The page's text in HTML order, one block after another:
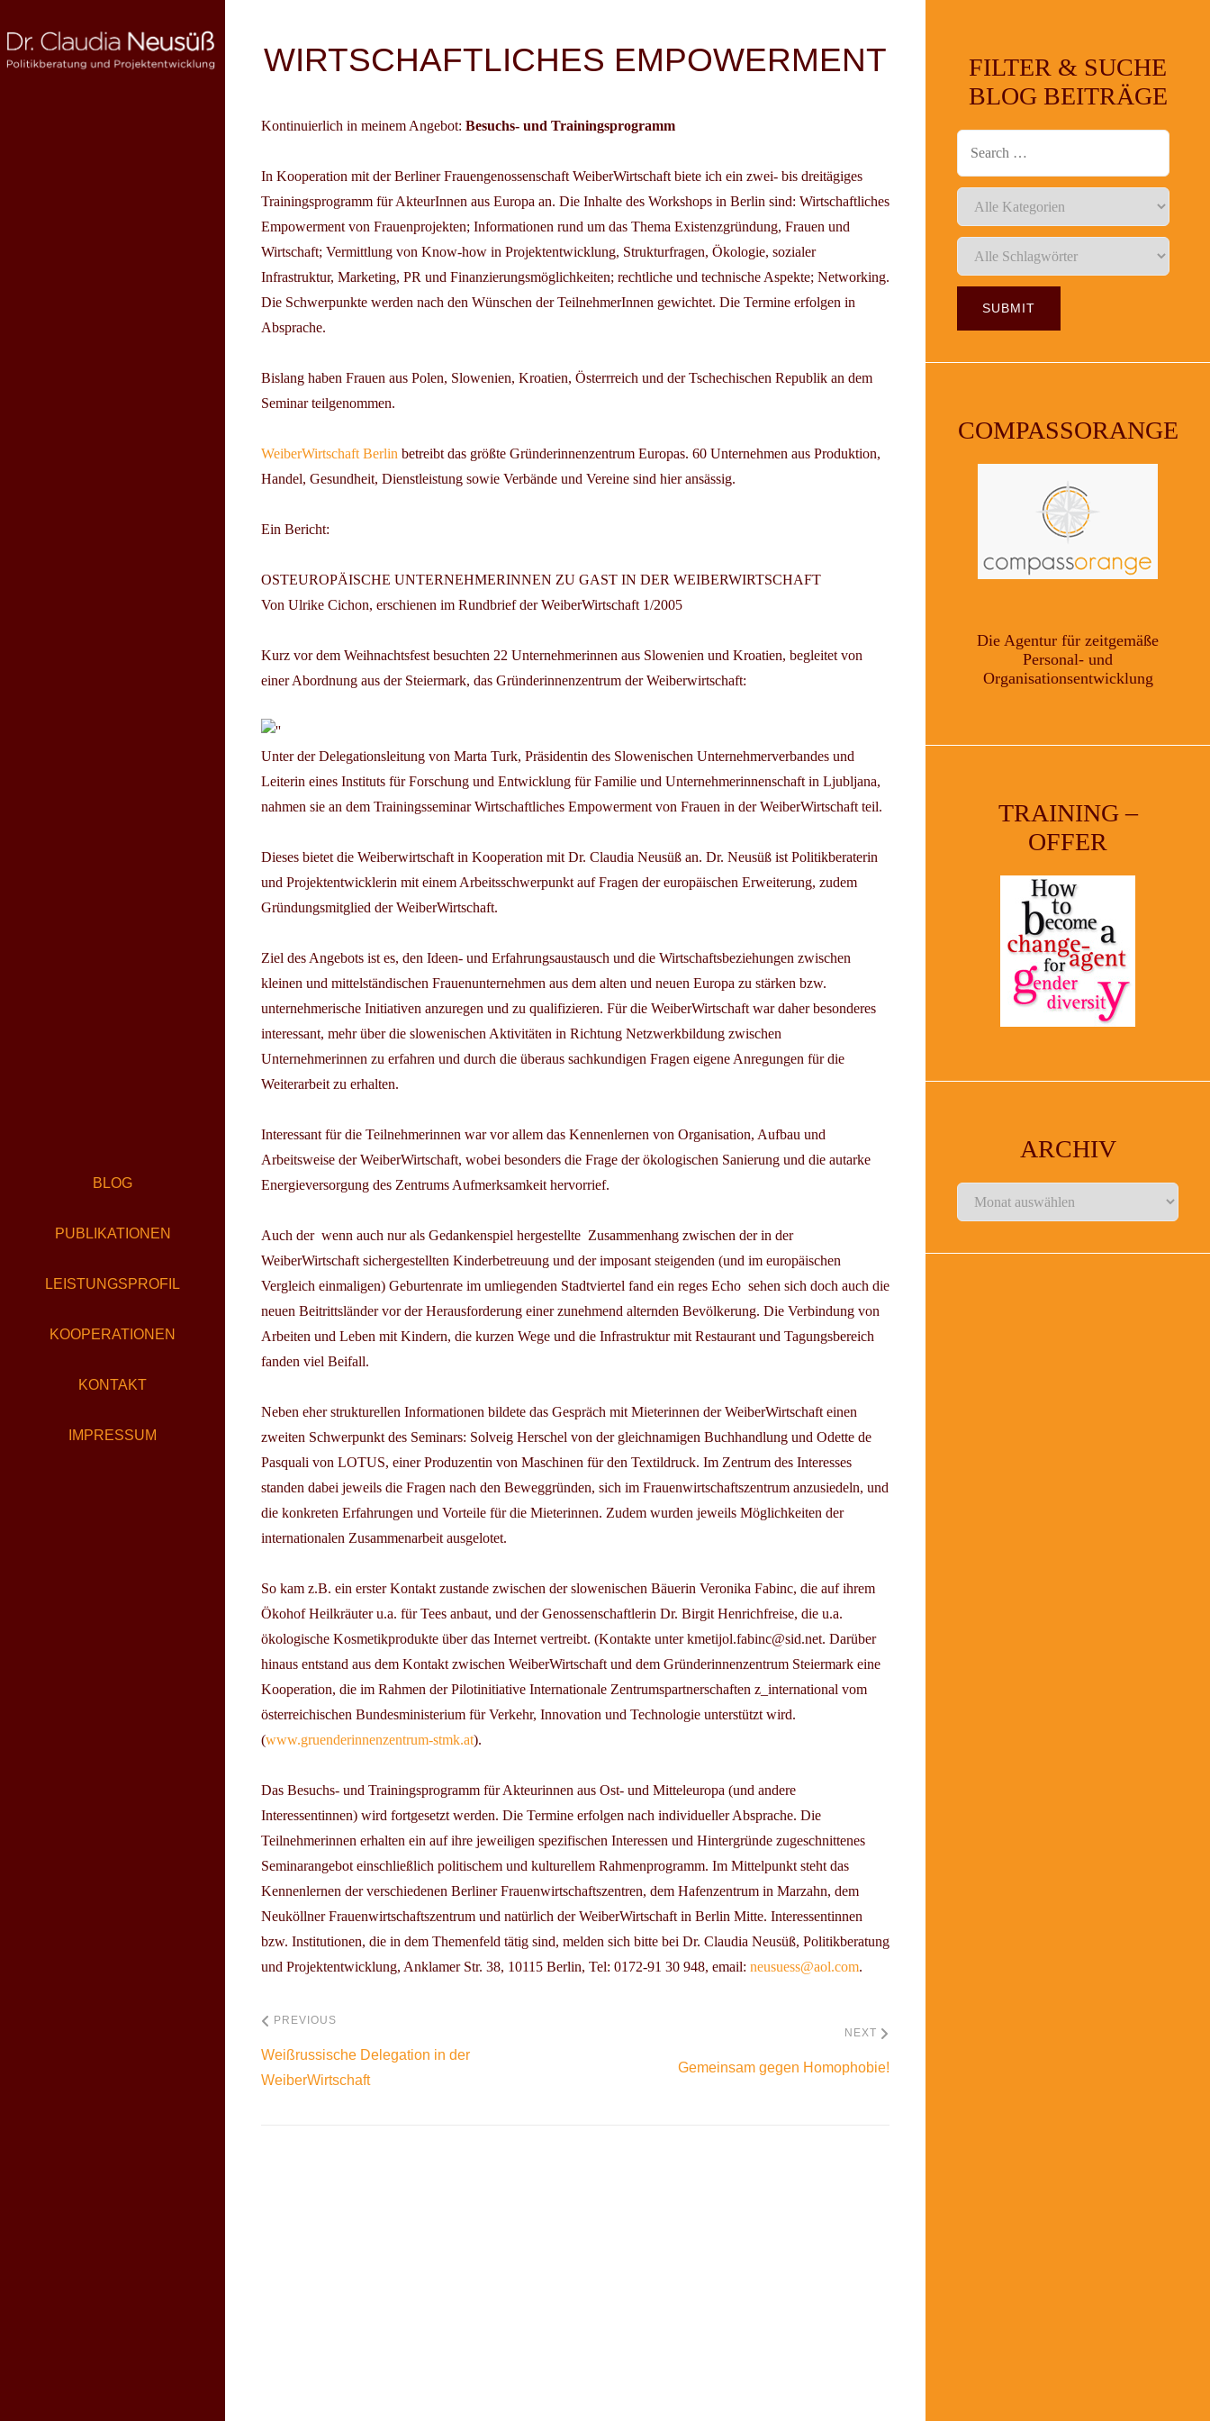
to
content
BLOG
PUBLIKATIONEN
LEISTUNGSPROFIL
KOOPERATIONEN
KONTAKT
IMPRESSUM
WIRTSCHAFTLICHES EMPOWERMENT
Kontinuierlich in meinem Angebot: Besuchs- und Trainingsprogramm
In Kooperation mit der Berliner Frauengenossenschaft WeiberWirtschaft biete ich ein zwei- bis dreitägiges
Trainingsprogramm für AkteurInnen aus Europa an. Die Inhalte des Workshops in Berlin sind: Wirtschaftliches
Empowerment von Frauenprojekten; Informationen rund um das Thema Existenzgründung, Frauen und
Wirtschaft; Vermittlung von Know-how in Projektentwicklung, Strukturfragen, Ökologie, sozialer
Infrastruktur, Marketing, PR und Finanzierungsmöglichkeiten; rechtliche und technische Aspekte; Networking.
Die Schwerpunkte werden nach den Wünschen der TeilnehmerInnen gewichtet. Die Termine erfolgen in
Absprache.
Bislang haben Frauen aus Polen, Slowenien, Kroatien, Österrreich und der Tschechischen Republik an dem
Seminar teilgenommen.
WeiberWirtschaft Berlin betreibt das größte Gründerinnenzentrum Europas. 60 Unternehmen aus Produktion,
Handel, Gesundheit, Dienstleistung sowie Verbände und Vereine sind hier ansässig.
Ein Bericht:
OSTEUROPÄISCHE UNTERNEHMERINNEN ZU GAST IN DER WEIBERWIRTSCHAFT
Von Ulrike Cichon, erschienen im Rundbrief der WeiberWirtschaft 1/2005
Kurz vor dem Weihnachtsfest besuchten 22 Unternehmerinnen aus Slowenien und Kroatien, begleitet von
einer Abordnung aus der Steiermark, das Gründerinnenzentrum der Weiberwirtschaft:
Unter der Delegationsleitung von Marta Turk, Präsidentin des Slowenischen Unternehmerverbandes und
Leiterin eines Instituts für Forschung und Entwicklung für Familie und Unternehmerinnenschaft in Ljubljana,
nahmen sie an dem Trainingsseminar Wirtschaftliches Empowerment von Frauen in der WeiberWirtschaft teil.
Dieses bietet die Weiberwirtschaft in Kooperation mit Dr. Claudia Neusüß an. Dr. Neusüß ist Politikberaterin
und Projektentwicklerin mit einem Arbeitsschwerpunkt auf Fragen der europäischen Erweiterung, zudem
Gründungsmitglied der WeiberWirtschaft.
Ziel des Angebots ist es, den Ideen- und Erfahrungsaustausch und die Wirtschaftsbeziehungen zwischen
kleinen und mittelständischen Frauenunternehmen aus dem alten und neuen Europa zu stärken bzw.
unternehmerische Initiativen anzuregen und zu qualifizieren. Für die WeiberWirtschaft war daher besonderes
interessant, mehr über die slowenischen Aktivitäten in Richtung Netzwerkbildung zwischen
Unternehmerinnen zu erfahren und durch die überaus sachkundigen Fragen eigene Anregungen für die
Weiterarbeit zu erhalten.
Interessant für die Teilnehmerinnen war vor allem das Kennenlernen von Organisation, Aufbau und
Arbeitsweise der WeiberWirtschaft, wobei besonders die Frage der ökologischen Sanierung und die autarke
Energieversorgung des Zentrums Aufmerksamkeit hervorrief.
Auch der  wenn auch nur als Gedankenspiel hergestellte  Zusammenhang zwischen der in der
WeiberWirtschaft sichergestellten Kinderbetreuung und der imposant steigenden (und im europäischen
Vergleich einmaligen) Geburtenrate im umliegenden Stadtviertel fand ein reges Echo  sehen sich doch auch die
neuen Beitrittsländer vor der Herausforderung einer zunehmend alternden Bevölkerung. Die Verbindung von
Arbeiten und Leben mit Kindern, die kurzen Wege und die Infrastruktur mit Restaurant und Tagungsbereich
fanden viel Beifall.
Neben eher strukturellen Informationen bildete das Gespräch mit Mieterinnen der WeiberWirtschaft einen
zweiten Schwerpunkt des Seminars: Solveig Herschel von der gleichnamigen Buchhandlung und Odette de
Pasquali von LOTUS, einer Produzentin von Maschinen für den Textildruck. Im Zentrum des Interesses
standen dabei jeweils die Fragen nach den Beweggründen, sich im Frauenwirtschaftszentrum anzusiedeln, und
die konkreten Erfahrungen und Vorteile für die Mieterinnen. Zudem wurden jeweils Möglichkeiten der
internationalen Zusammenarbeit ausgelotet.
So kam z.B. ein erster Kontakt zustande zwischen der slowenischen Bäuerin Veronika Fabinc, die auf ihrem
Ökohof Heilkräuter u.a. für Tees anbaut, und der Genossenschaftlerin Dr. Birgit Henrichfreise, die u.a.
ökologische Kosmetikprodukte über das Internet vertreibt. (Kontakte unter kmetijol.fabinc@sid.net. Darüber
hinaus entstand aus dem Kontakt zwischen WeiberWirtschaft und dem Gründerinnenzentrum Steiermark eine
Kooperation, die im Rahmen der Pilotinitiative Internationale Zentrumspartnerschaften z_international vom
österreichischen Bundesministerium für Verkehr, Innovation und Technologie unterstützt wird.
(www.gruenderinnenzentrum-stmk.at).
Das Besuchs- und Trainingsprogramm für Akteurinnen aus Ost- und Mitteleuropa (und andere
Interessentinnen) wird fortgesetzt werden. Die Termine erfolgen nach individueller Absprache. Die
Teilnehmerinnen erhalten ein auf ihre jeweiligen spezifischen Interessen und Hintergründe zugeschnittenes
Seminarangebot einschließlich politischem und kulturellem Rahmenprogramm. Im Mittelpunkt steht das
Kennenlernen der verschiedenen Berliner Frauenwirtschaftszentren, dem Hafenzentrum in Marzahn, dem
Neuköllner Frauenwirtschaftszentrum und natürlich der WeiberWirtschaft in Berlin Mitte. Interessentinnen
bzw. Institutionen, die in dem Themenfeld tätig sind, melden sich bitte bei Dr. Claudia Neusüß, Politikberatung
und Projektentwicklung, Anklamer Str. 38, 10115 Berlin, Tel: 0172-91 30 948, email: neusuess@aol.com.
Beitragsnavigation
PREVIOUS
Weißrussische Delegation in der
WeiberWirtschaft
NEXT
Gemeinsam gegen Homophobie!
FILTER & SUCHE
BLOG BEITRÄGE
COMPASSORANGE
Die Agentur für zeitgemäße
Personal- und
Organisationsentwicklung
TRAINING –
OFFER
ARCHIV
Archiv